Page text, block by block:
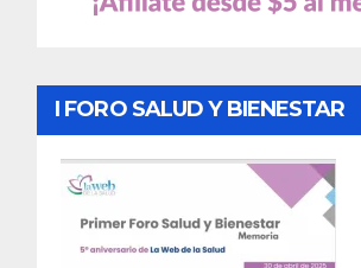
I FORO SALUD Y BIENESTAR